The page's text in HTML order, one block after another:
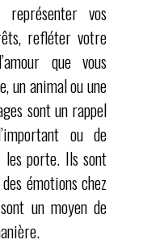
vos
refléter votre
que vous
un animal ou une
sont un rappel
ou de
porte. Ils sont
émotions chez
un moyen de